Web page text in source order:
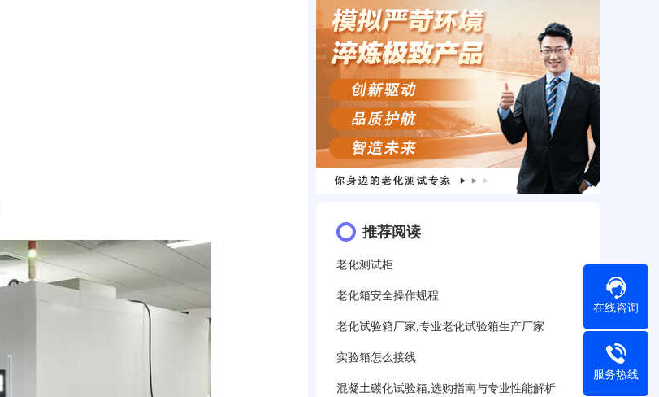
推荐阅读
老化测试柜
老化箱安全操作规程
老化试验箱厂家,专业老化试验箱生产厂家
实验箱怎么接线
混凝土碳化试验箱,选购指南与专业性能解析
在线咨询
服务热线